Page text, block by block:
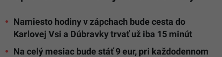
Namiesto hodiny v zápchach bude cesta do
Karlovej Vsi a Dúbravky trvať už iba 15 minút
Na celý mesiac bude stáť 9 eur, pri každodennom